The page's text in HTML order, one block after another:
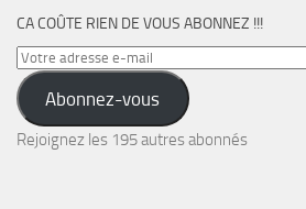
CA COÛTE RIEN DE VOUS ABONNEZ !!!
Votre
adresse
e-
mail
Abonnez-vous
Rejoignez les 195 autres abonnés